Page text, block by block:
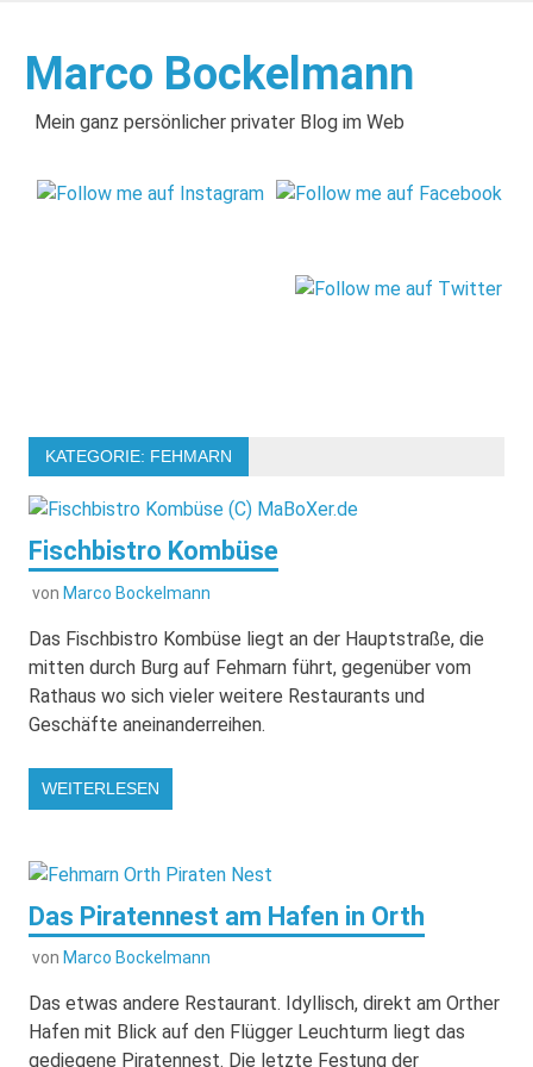
springen
Marco Bockelmann
Mein ganz persönlicher privater Blog im Web
KATEGORIE: FEHMARN
Fischbistro Kombüse
von Marco Bockelmann
Das Fischbistro Kombüse liegt an der Hauptstraße, die
mitten durch Burg auf Fehmarn führt, gegenüber vom
Rathaus wo sich vieler weitere Restaurants und
Geschäfte aneinanderreihen.
WEITERLESEN
Das Piratennest am Hafen in Orth
von Marco Bockelmann
Das etwas andere Restaurant. Idyllisch, direkt am Orther
Hafen mit Blick auf den Flügger Leuchturm liegt das
gediegene Piratennest. Die letzte Festung der